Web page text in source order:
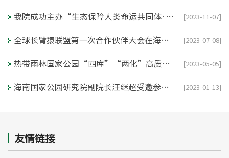
[2023-11-07]
我院成功主办“生态保障人类命运共同体·自然保护地国际论坛 ”
[2023-07-08]
全球长臂猿联盟第一次合作伙伴大会在海口召开
[2023-05-05]
热带雨林国家公园“四库”“两化”高质量发展研讨会在五指山市召开
[2023-01-13]
海南国家公园研究院副院长汪继超受邀参加生物多样性公约》第十五次缔约方大会第二阶段会议并接受《焦点访谈》采访
友情链接